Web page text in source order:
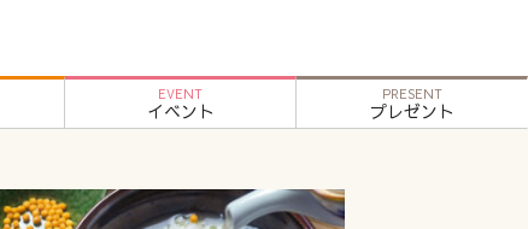
EVENT
イベント
PRESENT
プレゼント